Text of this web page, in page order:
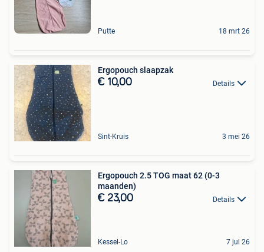
Putte 18 mrt 26
Ergopouch slaapzak
€ 10,00 Details
Sint-Kruis 3 mei 26
Ergopouch 2.5 TOG maat 62 (0-3
maanden)
€ 23,00 Details
Kessel-Lo 7 jul 26